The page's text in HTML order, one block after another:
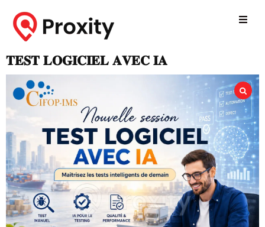
𝐓𝐄𝐒𝐓 𝐋𝐎𝐆𝐈𝐂𝐈𝐄𝐋 𝐀𝐕𝐄𝐂 𝐈𝐀